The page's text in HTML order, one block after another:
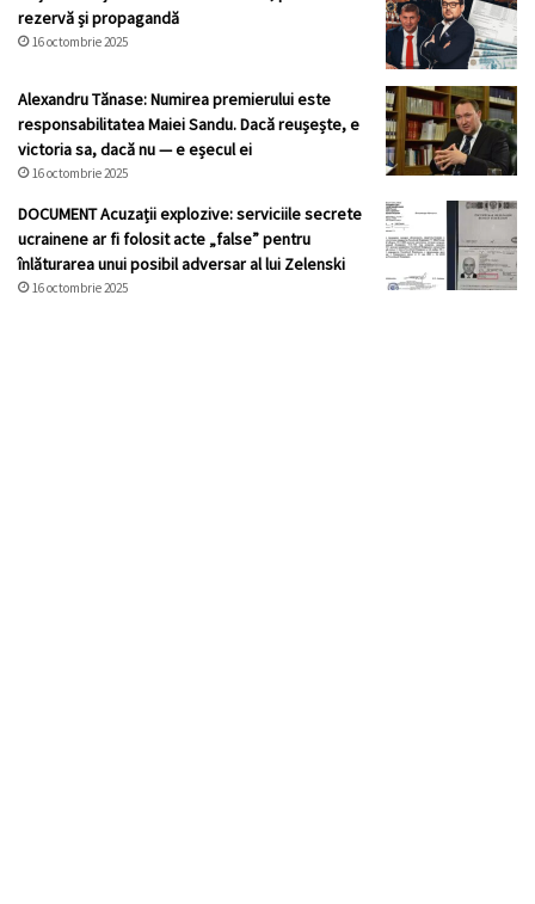
rezervă și propagandă
16 octombrie 2025
Alexandru Tănase: Numirea premierului este
responsabilitatea Maiei Sandu. Dacă reușește, e
victoria sa, dacă nu — e eșecul ei
16 octombrie 2025
DOCUMENT Acuzații explozive: serviciile secrete
ucrainene ar fi folosit acte „false” pentru
înlăturarea unui posibil adversar al lui Zelenski
16 octombrie 2025